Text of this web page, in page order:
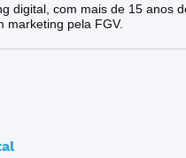
digital, com mais de 15 anos
marketing pela FGV.